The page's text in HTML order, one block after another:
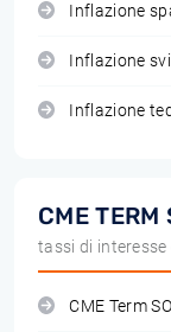
Inflazione
Inflazione
Inflazione
CME TERM
tassi di
CME Term